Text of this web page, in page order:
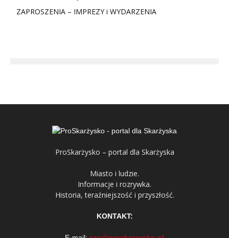
ZAPROSZENIA – IMPREZY i WYDARZENIA
ProSkarżysko – portal dla Skarżyska
Miasto i ludzie.
Informacje i rozrywka.
Historia, teraźniejszość i przyszłość.
KONTAKT: